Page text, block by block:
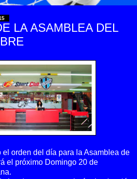
LA ASAMBLEA DEL
el orden del día para la Asamblea de
el próximo Domingo 20 de